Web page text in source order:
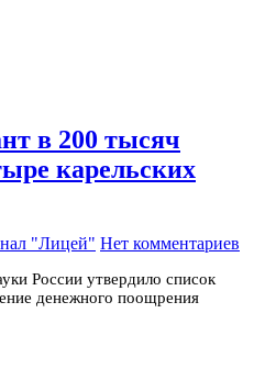
в 200 тысяч
карельских
"Лицей" Нет комментариев
России утвердило список
денежного поощрения